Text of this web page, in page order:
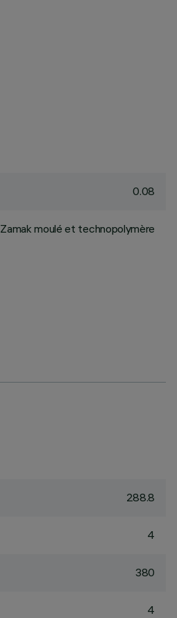
0.08
Zamak moulé et technopolymère
288.8
4
380
4